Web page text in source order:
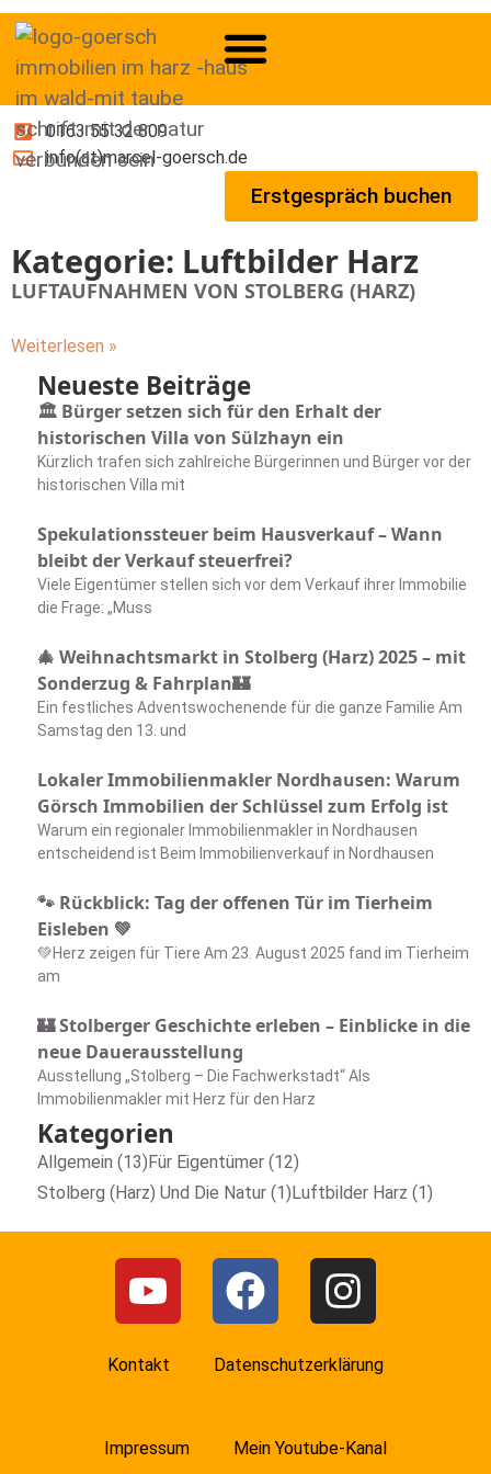
0163 55 32 809
info(at)marcel-goersch.de
Erstgespräch buchen
Kategorie: Luftbilder Harz
LUFTAUFNAHMEN VON STOLBERG (HARZ)
Weiterlesen »
Neueste Beiträge
🏛️ Bürger setzen sich für den Erhalt der
historischen Villa von Sülzhayn ein
Kürzlich trafen sich zahlreiche Bürgerinnen und Bürger vor der
historischen Villa mit
Spekulationssteuer beim Hausverkauf – Wann
bleibt der Verkauf steuerfrei?
Viele Eigentümer stellen sich vor dem Verkauf ihrer Immobilie
die Frage: „Muss
🎄 Weihnachtsmarkt in Stolberg (Harz) 2025 – mit
Sonderzug & Fahrplan🏰
Ein festliches Adventswochenende für die ganze Familie Am
Samstag den 13. und
Lokaler Immobilienmakler Nordhausen: Warum
Görsch Immobilien der Schlüssel zum Erfolg ist
Warum ein regionaler Immobilienmakler in Nordhausen
entscheidend ist Beim Immobilienverkauf in Nordhausen
🐾 Rückblick: Tag der offenen Tür im Tierheim
Eisleben 💚
💚Herz zeigen für Tiere Am 23. August 2025 fand im Tierheim
am
🏰 Stolberger Geschichte erleben – Einblicke in die
neue Dauerausstellung
Ausstellung „Stolberg – Die Fachwerkstadt“ Als
Immobilienmakler mit Herz für den Harz
Kategorien
Allgemein (13)Für Eigentümer (12)
Stolberg (Harz) Und Die Natur (1)Luftbilder Harz (1)
Kontakt Datenschutzerklärung
Impressum Mein Youtube-Kanal